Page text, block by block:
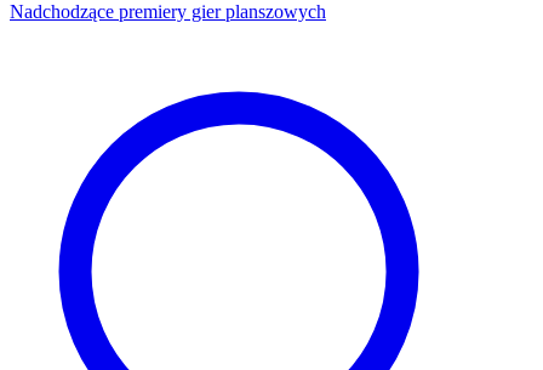
Nadchodzące premiery gier planszowych